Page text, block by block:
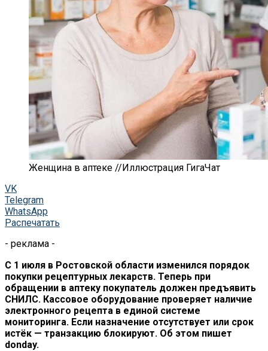
Женщина в аптеке //Иллюстрация ГигаЧат
VK
Telegram
WhatsApp
Распечатать
- реклама -
С 1 июля в Ростовской области изменился порядок
покупки рецептурных лекарств. Теперь при
обращении в аптеку покупатель должен предъявить
СНИЛС. Кассовое оборудование проверяет наличие
электронного рецепта в единой системе
мониторинга. Если назначение отсутствует или срок
истёк — транзакцию блокируют. Об этом пишет
donday.